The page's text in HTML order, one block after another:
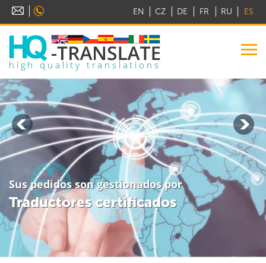
EN CZ DE FR RU ES
high quality translations
Sus pedidos son gestionados por
Traductores certificados